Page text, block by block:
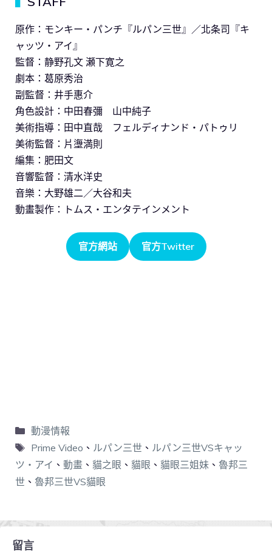
原作：モンキー・パンチ『ルパン三世』／北条司『キ
ャッツ・アイ』
監督：静野孔文 瀬下寛之
劇本：葛原秀治
副監督：井手惠介
角色設計：中田春彌 山中純子
美術指導：田中直哉 フェルディナンド・パトゥリ
美術監督：片塰満則
編集：肥田文
音響監督：清水洋史
音樂：大野雄二／大谷和夫
動畫製作：トムス・エンタテインメント
官方網站 官方Twitter
動漫情報
Prime Video 、 ルパン三世、 ルパン三世VSキャッ
ツ・アイ 、 動畫 、 貓之眼 、 貓眼 、 貓眼三姐妹 、 魯邦三
世 、 魯邦三世VS貓眼
留言